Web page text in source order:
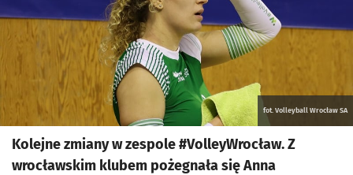
fot. Volleyball Wrocław SA
Kolejne zmiany w zespole #VolleyWrocław. Z
wrocławskim klubem pożegnała się Anna